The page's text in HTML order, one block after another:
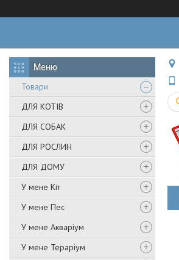
Товари
ДЛЯ КОТІВ
ДЛЯ СОБАК
ДЛЯ РОСЛИН
ДЛЯ ДОМУ
У мене Кіт
У мене Пес
У мене Акваріум
У мене Тераріум